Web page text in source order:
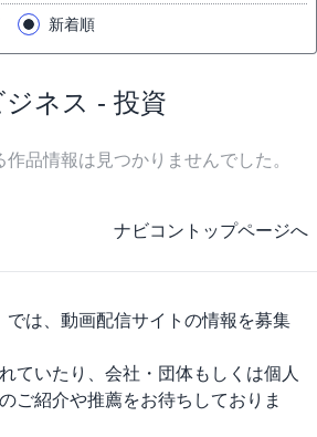
新着順
ネス - 投資
品情報は見つかりませんでした。
ナビコントップページへ
では、動画配信サイトの情報を募集
ていたり、会社・団体もしくは個人
ご紹介や推薦をお待ちしておりま